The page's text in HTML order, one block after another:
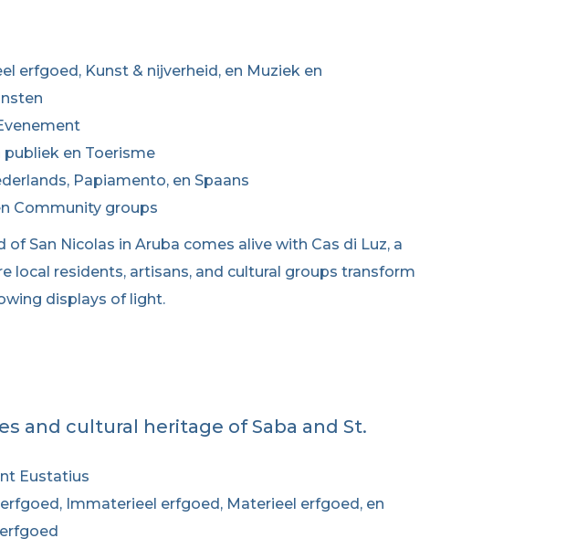
erfgoed, Kunst & nijverheid, en Muziek en
en Toerisme
Papiamento, en Spaans
Community groups
San Nicolas in Aruba comes alive with Cas di Luz, a
local residents, artisans, and cultural groups transform
displays of light.
and cultural heritage of Saba and St.
Eustatius
Immaterieel erfgoed, Materieel erfgoed, en